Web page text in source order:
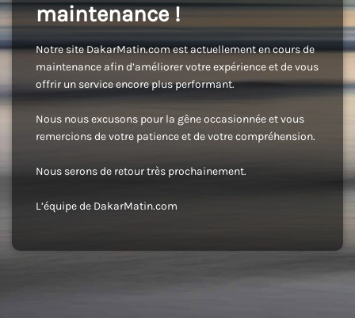
maintenance !
Notre site DakarMatin.com est actuellement en cours de
maintenance afin d’améliorer votre expérience et de vous
offrir un service encore plus performant.
Nous nous excusons pour la gêne occasionnée et vous
remercions de votre patience et de votre compréhension.
Nous serons de retour très prochainement.
L’équipe de DakarMatin.com